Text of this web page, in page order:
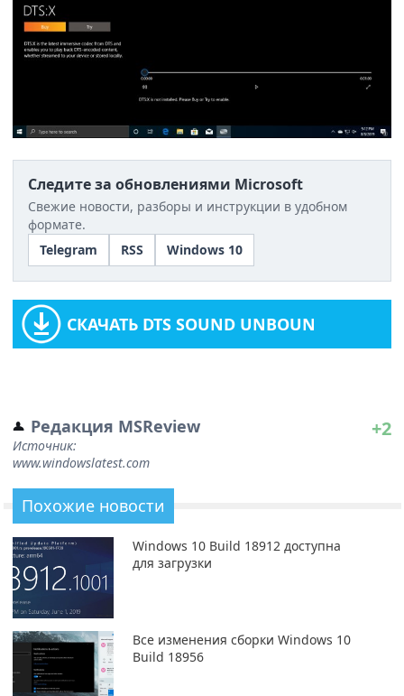
Следите за обновлениями Microsoft
Свежие новости, разборы и инструкции в удобном
формате.
Telegram
RSS Windows 10
СКАЧАТЬ DTS SOUND UNBOUN
Редакция MSReview
Источник:
www.windowslatest.com
+2
Похожие новости
Windows 10 Build 18912 доступна
для загрузки
Все изменения сборки Windows 10
Build 18956